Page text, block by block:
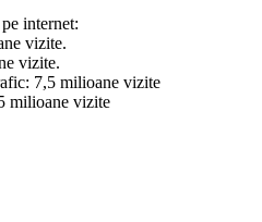
internet:
vizite.
vizite.
7,5 milioane vizite
milioane vizite